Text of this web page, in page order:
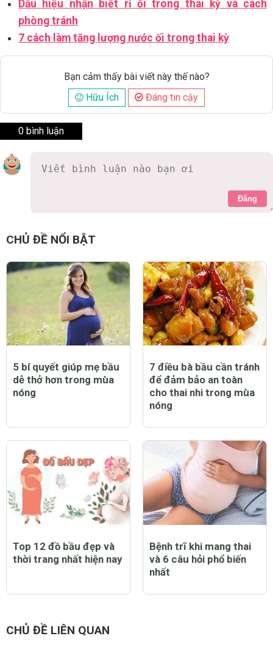
Dấu hiệu nhận biết rỉ ối trong thai kỳ và cách
phòng tránh
7 cách làm tăng lượng nước ối trong thai kỳ
Bạn cảm thấy bài viết này thế nào?
Hữu Ích
Đáng tin cậy
0 bình luận
Đăng
CHỦ ĐỀ NỔI BẬT
5 bí quyết giúp mẹ bầu
dễ thở hơn trong mùa
nóng
7 điều bà bầu cần tránh
để đảm bảo an toàn
cho thai nhi trong mùa
nóng
Top 12 đồ bầu đẹp và
thời trang nhất hiện nay
Bệnh trĩ khi mang thai
và 6 câu hỏi phổ biến
nhất
CHỦ ĐỀ LIÊN QUAN